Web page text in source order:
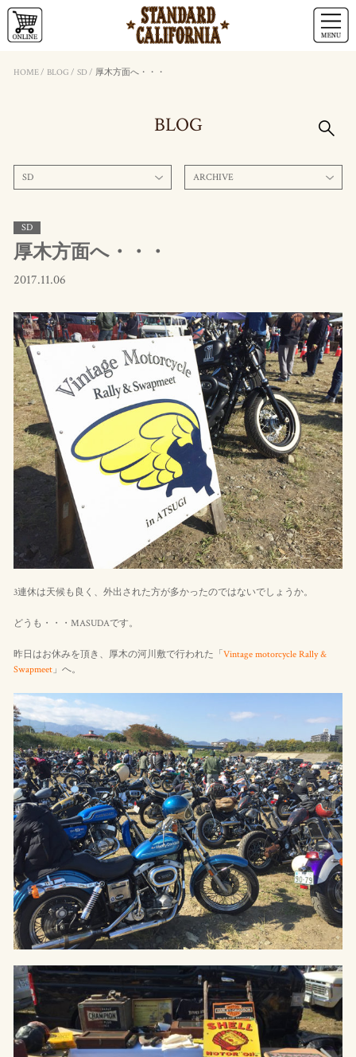
HOME/ BLOG / SD / 厚木方面へ・・・
BLOG
SD ARCHIVE
SD
厚木方面へ・・・
2017.11.06
3連休は天候も良く、外出された方が多かったのではないでしょうか。
どうも・・・MASUDAです。
昨日はお休みを頂き、厚木の河川敷で行われた「 Vintage motorcycle Rally &
Swapmeet」へ。